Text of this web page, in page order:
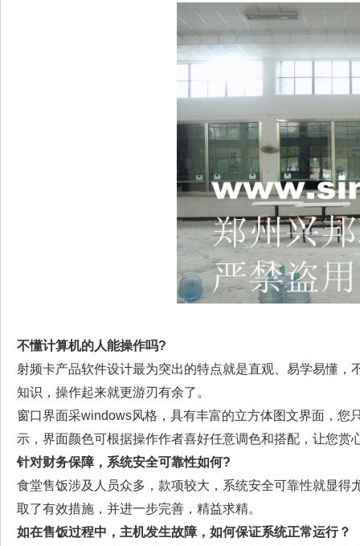
不懂计算机的人能操作吗?
射频卡产品软件设计最为突出的特点就是直观、易学易懂
知识，操作起来就更游刃有余了。
窗口界面采windows风格，具有丰富的立方体图文界面，
示，界面颜色可根据操作作者喜好任意调色和搭配，让您赏
针对财务保障，系统安全可靠性如何?
食堂售饭涉及人员众多，款项较大，系统安全可靠性就显
取了有效措施，并进一步完善，精益求精。
如在售饭过程中，主机发生故障，如何保证系统正常运行？